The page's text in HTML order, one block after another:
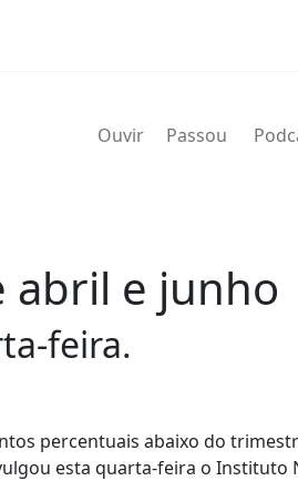
Ouvir Passou
abril e junho
feira.
percentuais abaixo do
esta quarta-feira o Instituto